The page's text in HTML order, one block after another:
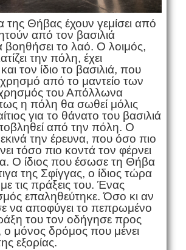
της Θήβας έχουν γεμίσει από
από τον βασιλιά
βοηθήσει το λαό. Ο λοιμός,
την πόλη, έχει
τον ίδιο το βασιλιά, που
χρησμό από το μαντείο των
του Απόλλωνα
η πόλη θα σωθεί μόλις
για το θάνατο του βασιλιά
από την πόλη. Ο
την έρευνα, που όσο πιο
τόσο πιο κοντά τον φέρνει
Ο ίδιος που έσωσε τη Θήβα
της Σφίγγας, ο ίδιος τώρα
τις πράξεις του. Ένας
επαληθεύτηκε. Όσο κι αν
να αποφύγει το πεπρωμένο
του τον οδήγησε προς
μόνος δρόμος που μένει
εξορίας.